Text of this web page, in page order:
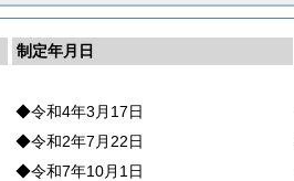
制定年月日
◆令和4年3月17日
◆令和2年7月22日
◆令和7年10月1日